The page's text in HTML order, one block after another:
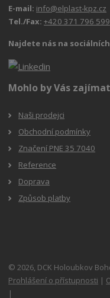
E-mail: info@elplast-kpz.cz
Tel./Fax:+420 371 796 599
Najdete nás na
Mohlo by Vás zajímat
Naši prodejci
Obchodní podmínky
Značení PNE 35 7040
Reference
Doprava
Způsob platby
© 2026, DCK Holoubkov
Prohlášení o přístupnosti |
|